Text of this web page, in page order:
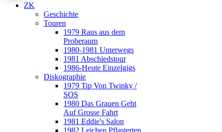
ZK
Geschichte
Touren
1979 Raus aus dem
Proberaum
1980-1981 Unterwegs
1981 Abschiedstour
1986-Heute Einzelgigs
Diskographie
1979 Tip Von Twinky /
SOS
1980 Das Grauen Geht
Auf Grosse Fahrt
1981 Eddie's Salon
1982 Leichen Pflasterten